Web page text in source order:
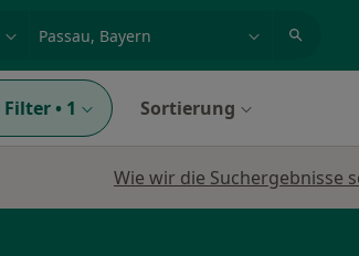
Filter • 1 Sortierung
Wie wir die Suchergebnisse